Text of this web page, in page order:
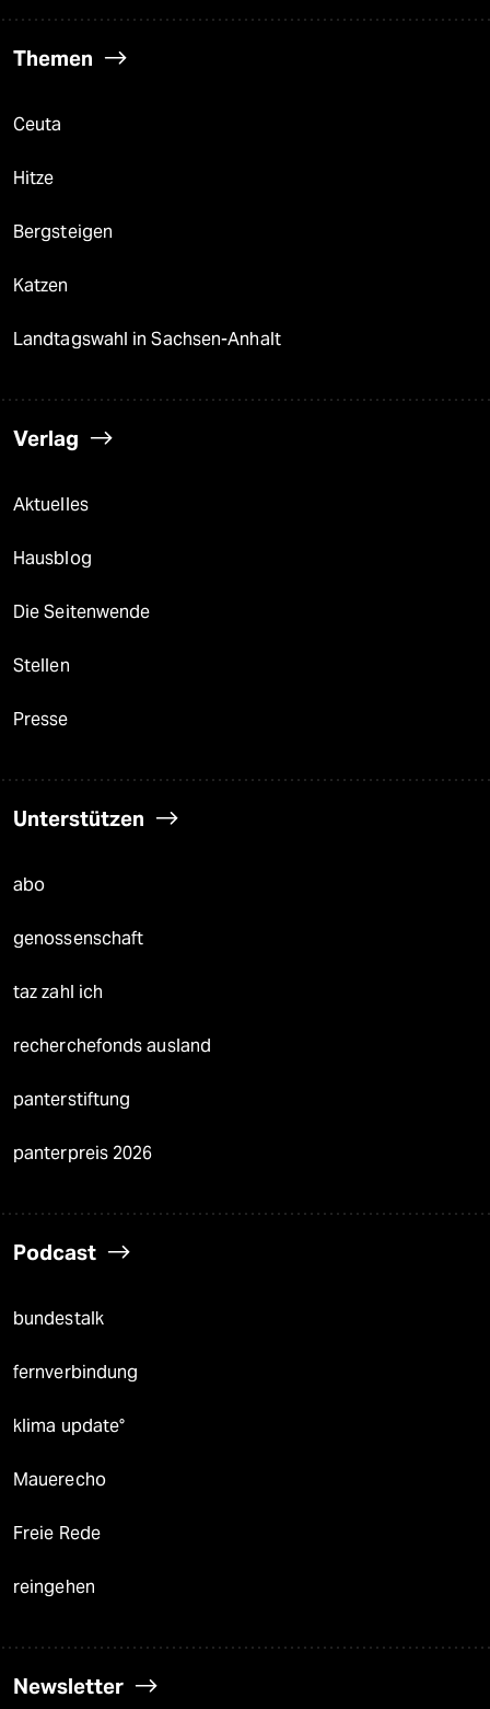
Themen
Ceuta
Hitze
Bergsteigen
Katzen
Landtagswahl in Sachsen-Anhalt
Verlag
Aktuelles
Hausblog
Die Seitenwende
Stellen
Presse
Unterstützen
abo
genossenschaft
taz zahl ich
recherchefonds ausland
panterstiftung
panterpreis 2026
Podcast
bundestalk
fernverbindung
klima update°
Mauerecho
Freie Rede
reingehen
Newsletter